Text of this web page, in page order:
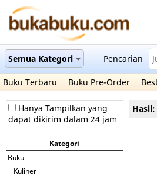
Semua Kategori Pencarian
Buku Terbaru Buku Pre-Order
Hanya Tampilkan yang
dapat dikirim dalam 24 jam
Kategori
Buku
Kuliner
Hasil: